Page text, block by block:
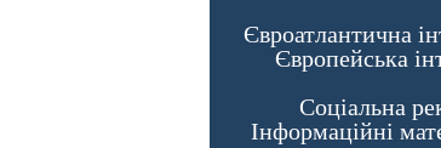
Євроатлантична
Європейська
Соціальна
Інформаційні